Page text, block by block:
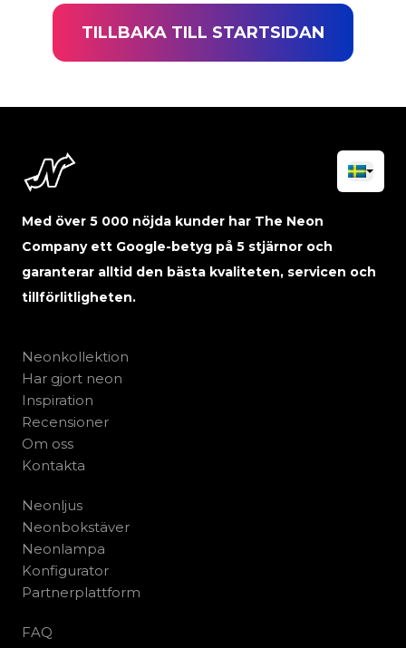
TILLBAKA TILL STARTSIDAN
Med över 5 000 nöjda kunder har The Neon
Company ett Google-betyg på 5 stjärnor och
garanterar alltid den bästa kvaliteten, servicen och
tillförlitligheten.
Neonkollektion
Har gjort neon
Inspiration
Recensioner
Om oss
Kontakta
Neonljus
Neonbokstäver
Neonlampa
Konfigurator
Partnerplattform
FAQ